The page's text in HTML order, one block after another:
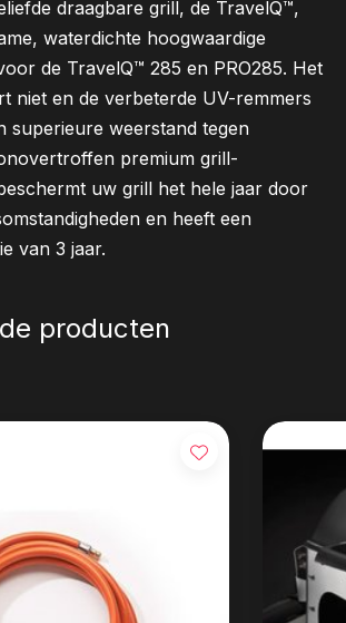
draagbare grill, de TravelQ™,
waterdichte hoogwaardige
de TravelQ™ 285 en PRO285. Het
niet en de verbeterde UV-remmers
superieure weerstand tegen
premium grill-
uw grill het hele jaar door
en heeft een
van 3 jaar.
producten